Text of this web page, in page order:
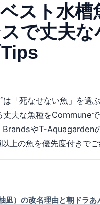
スト水槽
で丈夫
「死なせない魚」を選
夫な魚種をCommune
やT-Aquagarden
上の魚を優先度付きで
凪）の改名理由と朝ドラ